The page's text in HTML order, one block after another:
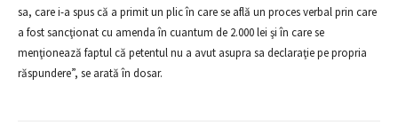
sa, care i-a spus că a primit un plic în care se află un proces verbal prin care
a fost sancţionat cu amenda în cuantum de 2.000 lei şi în care se
menţionează faptul că petentul nu a avut asupra sa declaraţie pe propria
răspundere”, se arată în dosar.